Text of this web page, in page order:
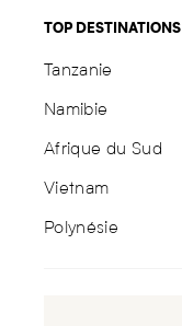
TOP DESTINATIONS
Tanzanie
Namibie
Afrique du Sud
Vietnam
Polynésie